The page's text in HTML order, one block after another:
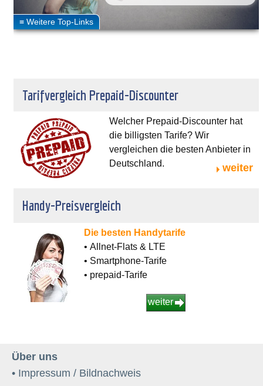
Tarifvergleich Prepaid-Discounter
Welcher Prepaid-Discounter hat
die billigsten Tarife? Wir
vergleichen die besten Anbieter in
Deutschland.
weiter
Handy-Preisvergleich
Die besten Handytarife
• Allnet-Flats & LTE
• Smartphone-Tarife
• prepaid-Tarife
weiter
Über uns
• Impressum / Bildnachweis